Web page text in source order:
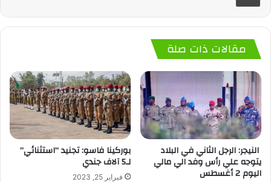
مقالات ذات صلة
النيجر: الرجل الثاني في البلاد
يتوجه علي رأس وفد الي مالي
اليوم 2 أغسطس
بوركينا فاسو: تجنيد “استثنائي”
لـ5 آلاف جندي
فبراير 25, 2023